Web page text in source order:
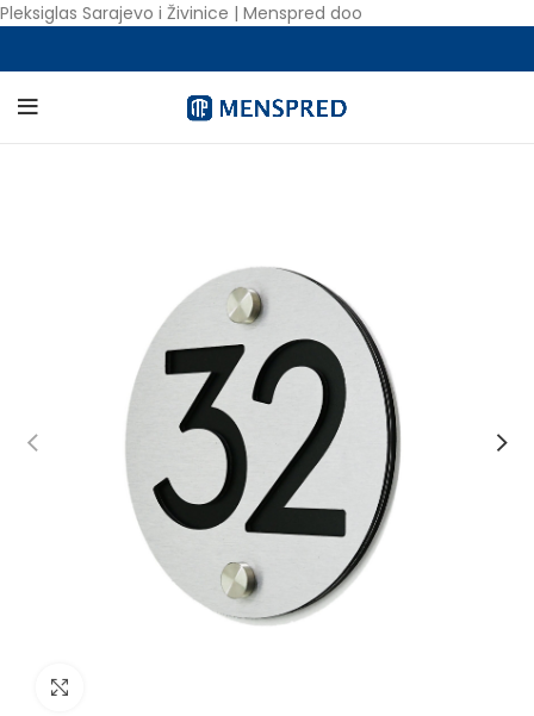
Pleksiglas Sarajevo i Živinice | Menspred doo